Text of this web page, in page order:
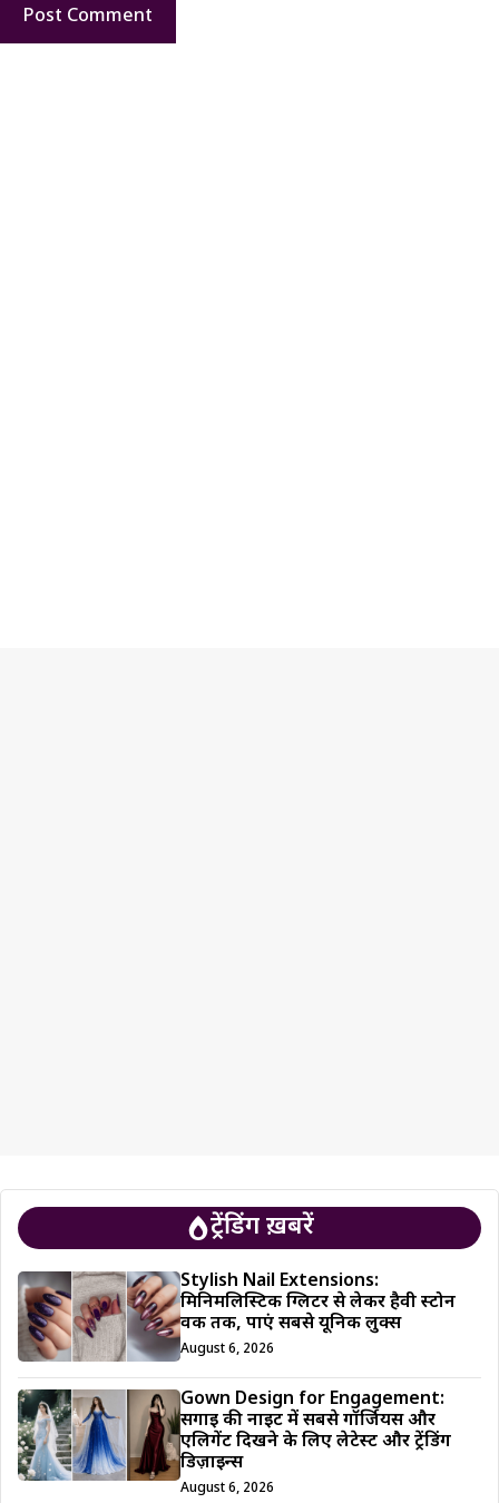
ट्रेंडिंग ख़बरें
Stylish Nail Extensions:
मिनिमलिस्टिक ग्लिटर से लेकर हैवी स्टोन
वर्क तक, पाएं सबसे यूनिक लुक्स
August 6, 2026
Gown Design for Engagement:
सगाई की नाइट में सबसे गॉर्जियस और
एलिगेंट दिखने के लिए लेटेस्ट और ट्रेंडिंग
डिज़ाइन्स
August 6, 2026